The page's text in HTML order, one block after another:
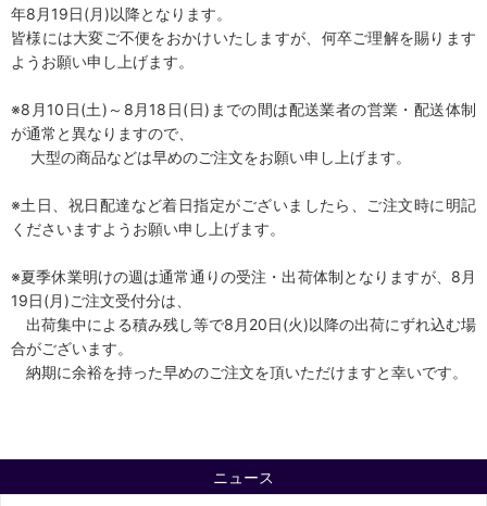
ニュース
年8月19日(月)以降となります。
皆様には大変ご不便をおかけいたしますが、何卒ご理解を賜ります
ようお願い申し上げます。
※8月10日(土)～8月18日(日)までの間は配送業者の営業・配送体制
が通常と異なりますので、
大型の商品などは早めのご注文をお願い申し上げます。
※土日、祝日配達など着日指定がございましたら、ご注文時に明記
くださいますようお願い申し上げます。
※夏季休業明けの週は通常通りの受注・出荷体制となりますが、8月
19日(月)ご注文受付分は、
出荷集中による積み残し等で8月20日(火)以降の出荷にずれ込む場
合がございます。
納期に余裕を持った早めのご注文を頂いただけますと幸いです。